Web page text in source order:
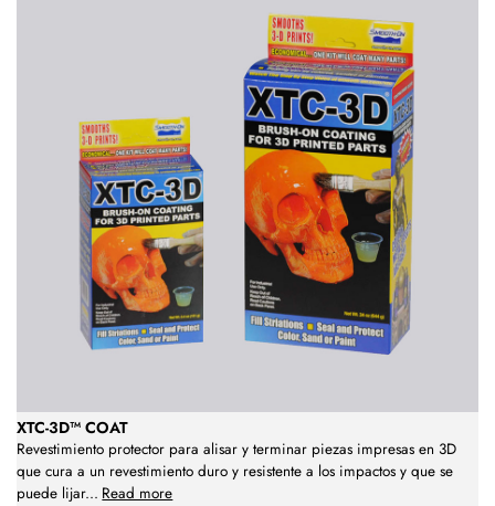
XTC-3D™ COAT
Revestimiento protector para alisar y terminar piezas impresas en 3D
que cura a un revestimiento duro y resistente a los impactos y que se
puede lijar... Read more